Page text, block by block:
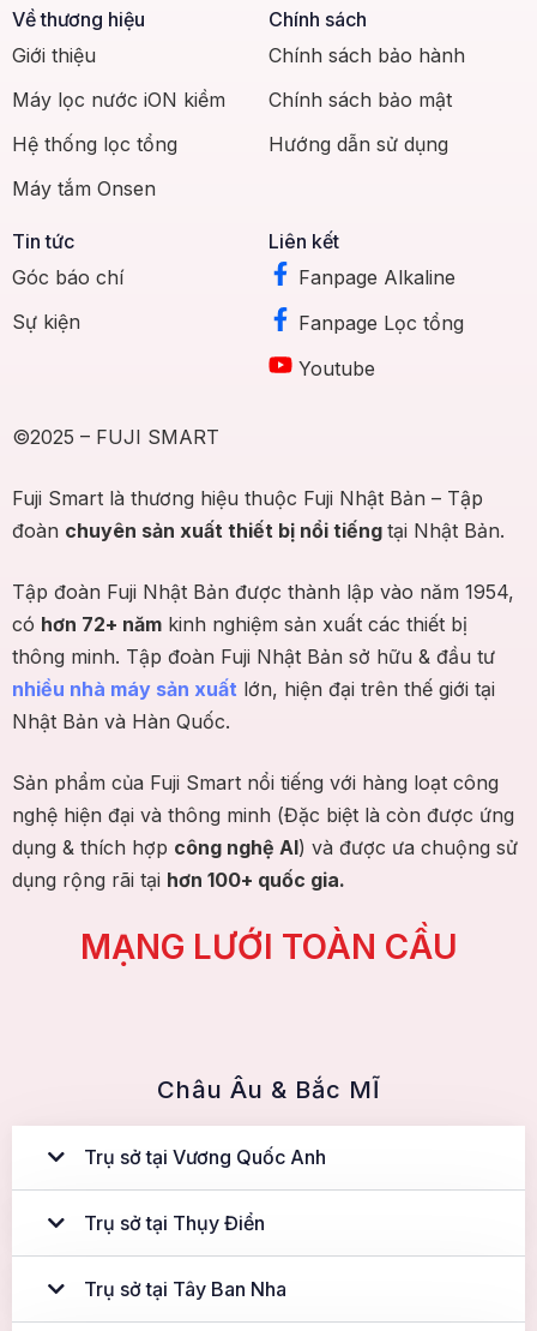
Về thương hiệu
Giới thiệu
Máy lọc nước iON kiềm
Hệ thống lọc tổng
Máy tắm Onsen
Chính sách
Chính sách bảo hành
Chính sách bảo mật
Hướng dẫn sử dụng
Tin tức
Góc báo chí
Sự kiện
Liên kết
Fanpage Alkaline
Fanpage Lọc tổng
Youtube
©2025 – FUJI SMART
Fuji Smart là thương hiệu thuộc Fuji Nhật Bản – Tập
đoàn chuyên sản xuất thiết bị nổi tiếng tại Nhật Bản.
Tập đoàn Fuji Nhật Bản được thành lập vào năm 1954,
có hơn 72+ năm kinh nghiệm sản xuất các thiết bị
thông minh. Tập đoàn Fuji Nhật Bản sở hữu & đầu tư
nhiều nhà máy sản xuất lớn, hiện đại trên thế giới tại
Nhật Bản và Hàn Quốc.
Sản phẩm của Fuji Smart nổi tiếng với hàng loạt công
nghệ hiện đại và thông minh (Đặc biệt là còn được ứng
dụng & thích hợp công nghệ AI) và được ưa chuộng sử
dụng rộng rãi tại hơn 100+ quốc gia.
MẠNG LƯỚI TOÀN CẦU
Châu Âu & Bắc MĨ
Trụ sở tại Vương Quốc Anh
Trụ sở tại Thụy Điển
Trụ sở tại Tây Ban Nha